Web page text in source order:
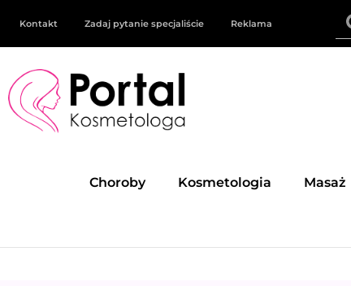
Kontakt Zadaj pytanie specjaliście Reklama
Choroby Kosmetologia Masaż